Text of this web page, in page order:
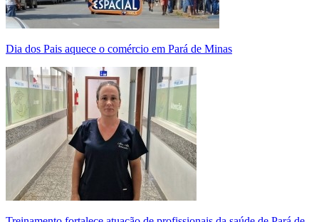
Dia dos Pais aquece o comércio em Pará de Minas